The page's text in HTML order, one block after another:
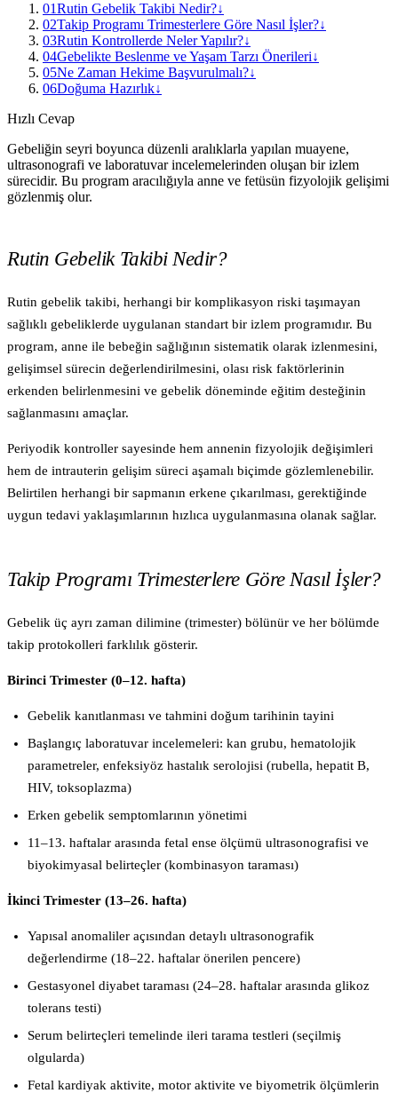
01Rutin Gebelik Takibi Nedir?↓
02Takip Programı Trimesterlere Göre Nasıl İşler?↓
03Rutin Kontrollerde Neler Yapılır?↓
04Gebelikte Beslenme ve Yaşam Tarzı Önerileri↓
05Ne Zaman Hekime Başvurulmalı?↓
06Doğuma Hazırlık↓
Hızlı Cevap
Gebeliğin seyri boyunca düzenli aralıklarla yapılan muayene,
ultrasonografi ve laboratuvar incelemelerinden oluşan bir izlem
sürecidir. Bu program aracılığıyla anne ve fetüsün fizyolojik gelişimi
gözlenmiş olur.
Rutin Gebelik Takibi Nedir?
Rutin gebelik takibi, herhangi bir komplikasyon riski taşımayan
sağlıklı gebeliklerde uygulanan standart bir izlem programıdır. Bu
program, anne ile bebeğin sağlığının sistematik olarak izlenmesini,
gelişimsel sürecin değerlendirilmesini, olası risk faktörlerinin
erkenden belirlenmesini ve gebelik döneminde eğitim desteğinin
sağlanmasını amaçlar.
Periyodik kontroller sayesinde hem annenin fizyolojik değişimleri
hem de intrauterin gelişim süreci aşamalı biçimde gözlemlenebilir.
Belirtilen herhangi bir sapmanın erkene çıkarılması, gerektiğinde
uygun tedavi yaklaşımlarının hızlıca uygulanmasına olanak sağlar.
Takip Programı Trimesterlere Göre Nasıl İşler?
Gebelik üç ayrı zaman dilimine (trimester) bölünür ve her bölümde
takip protokolleri farklılık gösterir.
Birinci Trimester (0–12. hafta)
Gebelik kanıtlanması ve tahmini doğum tarihinin tayini
Başlangıç laboratuvar incelemeleri: kan grubu, hematolojik
parametreler, enfeksiyöz hastalık serolojisi (rubella, hepatit B,
HIV, toksoplazma)
Erken gebelik semptomlarının yönetimi
11–13. haftalar arasında fetal ense ölçümü ultrasonografisi ve
biyokimyasal belirteçler (kombinasyon taraması)
İkinci Trimester (13–26. hafta)
Yapısal anomaliler açısından detaylı ultrasonografik
değerlendirme (18–22. haftalar önerilen pencere)
Gestasyonel diyabet taraması (24–28. haftalar arasında glikoz
tolerans testi)
Serum belirteçleri temelinde ileri tarama testleri (seçilmiş
olgularda)
Fetal kardiyak aktivite, motor aktivite ve biyometrik ölçümlerin